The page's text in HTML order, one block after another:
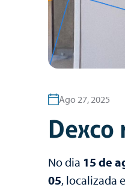
Ago 27, 2025
No dia 15 de
05, localizada